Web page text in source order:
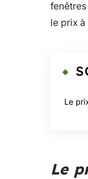
le prix
Le
Le